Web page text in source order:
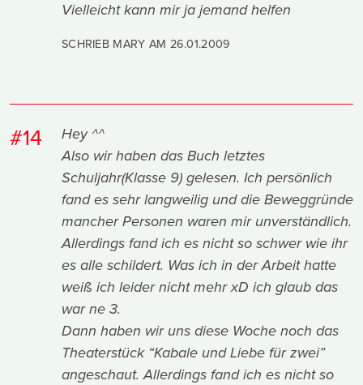
Vielleicht kann mir ja jemand helfen
SCHRIEB MARY AM 26.01.2009
#14
Hey ^^
Also wir haben das Buch letztes
Schuljahr(Klasse 9) gelesen. Ich persönlich
fand es sehr langweilig und die Beweggründe
mancher Personen waren mir unverständlich.
Allerdings fand ich es nicht so schwer wie ihr
es alle schildert. Was ich in der Arbeit hatte
weiß ich leider nicht mehr xD ich glaub das
war ne 3.
Dann haben wir uns diese Woche noch das
Theaterstück “Kabale und Liebe für zwei”
angeschaut. Allerdings fand ich es nicht so